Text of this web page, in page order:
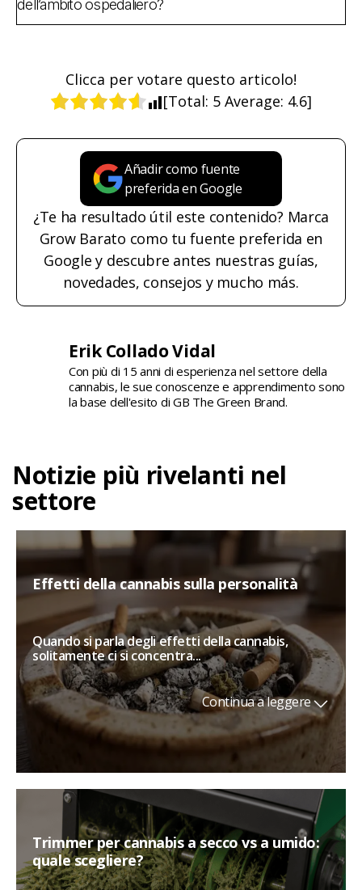
dell’ambito ospedaliero?
Clicca per votare questo articolo!
[Total: 5 Average: 4.6]
Añadir como fuente
preferida en Google
¿Te ha resultado útil este contenido? Marca
Grow Barato como tu fuente preferida en
Google y descubre antes nuestras guías,
novedades, consejos y mucho más.
Erik Collado Vidal
Con più di 15 anni di esperienza nel settore della
cannabis, le sue conoscenze e apprendimento sono
la base dell'esito di GB The Green Brand.
Notizie più rivelanti nel
settore
Effetti della cannabis sulla personalità
Quando si parla degli effetti della cannabis,
solitamente ci si concentra...
Continua a leggere
Trimmer per cannabis a secco vs a umido:
quale scegliere?